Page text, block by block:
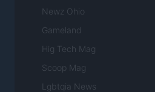
Newz Ohio
Gameland
Hig Tech Mag
Scoop Mag
Lgbtqia News